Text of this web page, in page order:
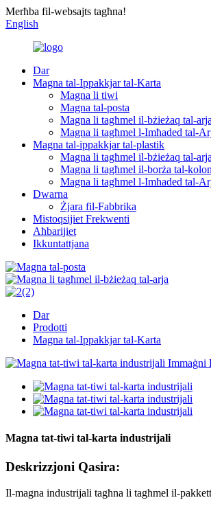
Merħba fil-websajts tagħna!
English
Dar
Magna tal-Ippakkjar tal-Karta
Magna li tiwi
Magna tal-posta
Magna li tagħmel il-bżieżaq tal-
Magna li tagħmel l-Imħaded tal-
Magna tal-ippakkjar tal-plastik
Magna li tagħmel il-bżieżaq tal-arja
Magna li tagħmel il-borża tal-
Magna li tagħmel l-Imħaded tal-
Dwarna
Żjara fil-Fabbrika
Mistoqsijiet Frekwenti
Aħbarijiet
Ikkuntattjana
Dar
Prodotti
Magna tal-Ippakkjar tal-Karta
Magna tat-tiwi tal-karta industrijali
Deskrizzjoni Qasira:
Il-magna industrijali tagħna li tagħmel il-